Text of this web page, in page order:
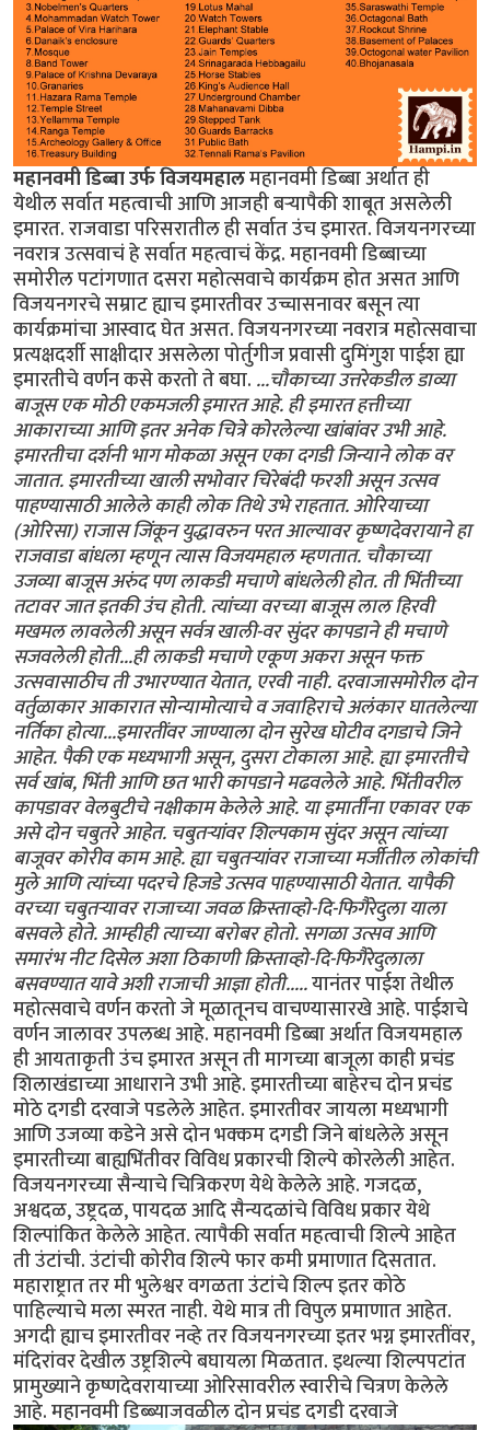
महानवमी डिब्बा उर्फ विजयमहालमहानवमी डिब्बा अर्थात ही
येथील सर्वात महत्वाची आणि आजही बर्‍यापैकी शाबूत असलेली
इमारत. राजवाडा परिसरातील ही सर्वात उंच इमारत. विजयनगरच्या
नवरात्र उत्सवाचं हे सर्वात महत्वाचं केंद्र. महानवमी डिब्बाच्या
समोरील पटांगणात दसरा महोत्सवाचे कार्यक्रम होत असत आणि
विजयनगरचे सम्राट ह्याच इमारतीवर उच्चासनावर बसून त्या
कार्यक्रमांचा आस्वाद घेत असत. विजयनगरच्या नवरात्र महोत्सवाचा
प्रत्यक्षदर्शी साक्षीदार असलेला पोर्तुगीज प्रवासी दुमिंगुश पाईश ह्या
इमारतीचे वर्णन कसे करतो ते बघा....चौकाच्या उत्तरेकडील डाव्या
बाजूस एक मोठी एकमजली इमारत आहे. ही इमारत हत्तीच्या
आकाराच्या आणि इतर अनेक चित्रे कोरलेल्या खांबांवर उभी आहे.
इमारतीचा दर्शनी भाग मोकळा असून एका दगडी जिन्याने लोक वर
जातात. इमारतीच्या खाली सभोवार चिरेबंदी फरशी असून उत्सव
पाहण्यासाठी आलेले काही लोक तिथे उभे राहतात. ओरियाच्या
(ओरिसा) राजास जिंकून युद्धावरुन परत आल्यावर कृष्णदेवरायाने हा
राजवाडा बांधला म्हणून त्यास विजयमहाल म्हणतात. चौकाच्या
उजव्या बाजूस अरुंद पण लाकडी मचाणे बांधलेली होत. ती भिंतीच्या
तटावर जात इतकी उंच होती. त्यांच्या वरच्या बाजूस लाल हिरवी
मखमल लावलेली असून सर्वत्र खाली-वर सुंदर कापडाने ही मचाणे
सजवलेली होती...ही लाकडी मचाणे एकूण अकरा असून फक्त
उत्सवासाठीच ती उभारण्यात येतात, एरवी नाही. दरवाजासमोरील दोन
वर्तुळाकार आकारात सोन्यामोत्याचे व जवाहिराचे अलंकार घातलेल्या
नर्तिका होत्या...इमारतींवर जाण्याला दोन सुरेख घोटीव दगडाचे जिने
आहेत. पैकी एक मध्यभागी असून, दुसरा टोकाला आहे. ह्या इमारतीचे
सर्व खांब, भिंती आणि छत भारी कापडाने मढवलेले आहे. भिंतीवरील
कापडावर वेलबुटीचे नक्षीकाम केलेले आहे. या इमार्तींना एकावर एक
असे दोन चबुतरे आहेत. चबुतर्‍यांवर शिल्पकाम सुंदर असून त्यांच्या
बाजूवर कोरीव काम आहे. ह्या चबुतर्‍यांवर राजाच्या मर्जीतील लोकांची
मुले आणि त्यांच्या पदरचे हिजडे उत्सव पाहण्यासाठी येतात. यापैकी
वरच्या चबुतर्‍यावर राजाच्या जवळ क्रिस्ताव्हो-दि-फिगैरेदुला याला
बसवले होते. आम्हीही त्याच्या बरोबर होतो. सगळा उत्सव आणि
समारंभ नीट दिसेल अशा ठिकाणी क्रिस्ताव्हो-दि-फिगैरेदुलाला
बसवण्यात यावे अशी राजाची आज्ञा होती.....यानंतर पाईश तेथील
महोत्सवाचे वर्णन करतो जे मूळातूनच वाचण्यासारखे आहे. पाईशचे
वर्णन जालावर उपलब्ध आहे. महानवमी डिब्बा अर्थात विजयमहाल
ही आयताकृती उंच इमारत असून ती मागच्या बाजूला काही प्रचंड
शिलाखंडाच्या आधाराने उभी आहे. इमारतीच्या बाहेरच दोन प्रचंड
मोठे दगडी दरवाजे पडलेले आहेत. इमारतीवर जायला मध्यभागी
आणि उजव्या कडेने असे दोन भक्कम दगडी जिने बांधलेले असून
इमारतीच्या बाह्यभिंतीवर विविध प्रकारची शिल्पे कोरलेली आहेत.
विजयनगरच्या सैन्याचे चित्रिकरण येथे केलेले आहे. गजदळ,
अश्वदळ, उष्ट्रदळ, पायदळ आदि सैन्यदळांचे विविध प्रकार येथे
शिल्पांकित केलेले आहेत. त्यापैकी सर्वात महत्वाची शिल्पे आहेत
ती उंटांची. उंटांची कोरीव शिल्पे फार कमी प्रमाणात दिसतात.
महाराष्ट्रात तर मी भुलेश्वर वगळता उंटांचे शिल्प इतर कोठे
पाहिल्याचे मला स्मरत नाही. येथे मात्र ती विपुल प्रमाणात आहेत.
अगदी ह्याच इमारतीवर नव्हे तर विजयनगरच्या इतर भग्न इमारतींवर,
मंदिरांवर देखील उष्ट्रशिल्पे बघायला मिळतात. इथल्या शिल्पपटांत
प्रामुख्याने कृष्णदेवरायाच्या ओरिसावरील स्वारीचे चित्रण केलेले
आहे. महानवमी डिब्ब्याजवळील दोन प्रचंड दगडी दरवाजे